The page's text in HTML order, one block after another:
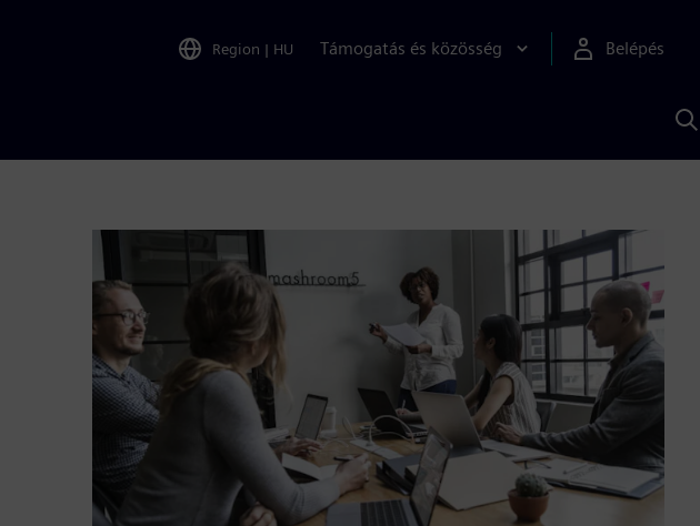
Region | HU Támogatás és közösség Belépés